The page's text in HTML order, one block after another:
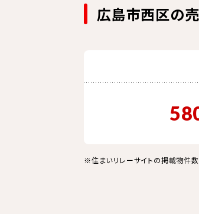
広島市西区の
※住まいリレーサイトの掲載物件数